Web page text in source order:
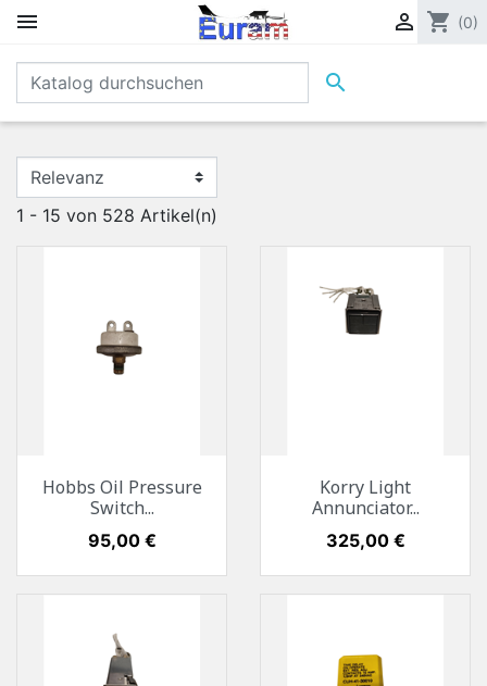
  shopping_cart (0)

1 - 15 von 528 Artikel(n)
Hobbs Oil Pressure
Switch...
Preis
95,00 €
Korry Light
Annunciator...
Preis
325,00 €